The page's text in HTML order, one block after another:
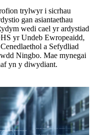
trylwyr i sicrhau
gan asiantaethau
wedi cael yr ardystiad
yr Undeb Ewropeaidd,
a Sefydliad
Ningbo. Mae mynegai
yn y diwydiant.